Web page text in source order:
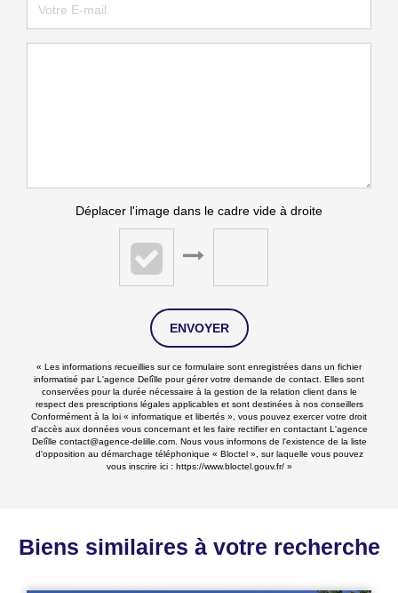
Déplacer l'image dans le cadre vide à droite
ENVOYER
« Les informations recueillies sur ce formulaire sont enregistrées dans un fichier
informatisé par L'agence Delîlle pour gérer votre demande de contact. Elles sont
conservées pour la durée nécessaire à la gestion de la relation client dans le
respect des prescriptions légales applicables et sont destinées à nos conseillers
Conformément à la loi « informatique et libertés », vous pouvez exercer votre droit
d'accès aux données vous concernant et les faire rectifier en contactant L'agence
Delîlle contact@agence-delille.com. Nous vous informons de l'existence de la liste
d'opposition au démarchage téléphonique « Bloctel », sur laquelle vous pouvez
vous inscrire ici : https://www.bloctel.gouv.fr/»
Biens similaires à votre recherche